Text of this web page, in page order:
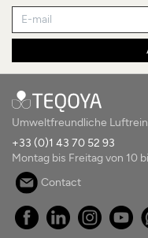
Umweltfreundliche
+33 (0)1 43 70 52 93
Montag bis Freitag von 10
Contact